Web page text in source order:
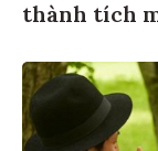
thành tích